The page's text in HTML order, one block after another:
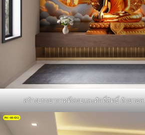
สร้างบรรยากาศที่สงบและศักดิ์สิทธิ์ ด้วยวอ